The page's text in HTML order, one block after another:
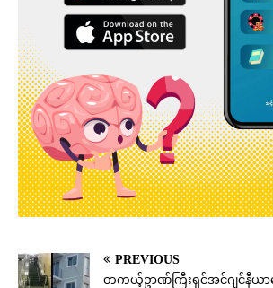
PREVIOUS
တကယ့်ဥာဏ်ကြီးရှင်အင်ဂျင်နီယ